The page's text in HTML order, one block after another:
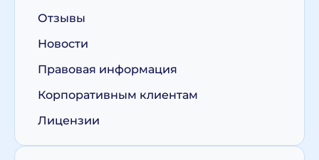
Отзывы
Новости
Правовая информация
Корпоративным клиентам
Лицензии